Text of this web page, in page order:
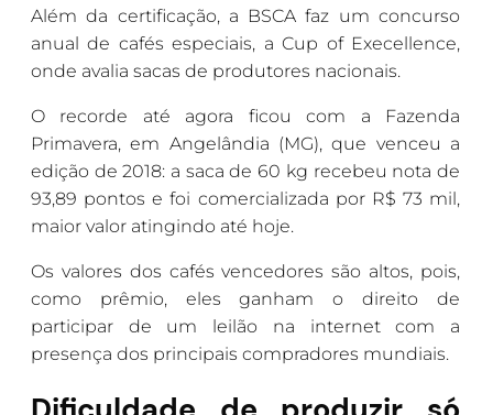
Além da certificação, a BSCA faz um concurso
anual de cafés especiais, a Cup of Execellence,
onde avalia sacas de produtores nacionais.
O recorde até agora ficou com a Fazenda
Primavera, em Angelândia (MG), que venceu a
edição de 2018: a saca de 60 kg recebeu nota de
93,89 pontos e foi comercializada por R$ 73 mil,
maior valor atingindo até hoje.
Os valores dos cafés vencedores são altos, pois,
como prêmio, eles ganham o direito de
participar de um leilão na internet com a
presença dos principais compradores mundiais.